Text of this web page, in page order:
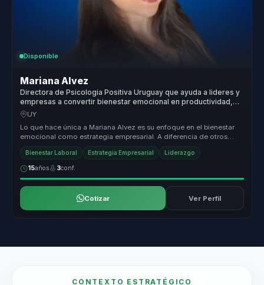
Disponible
Mariana Alvez
Directora de Psicologia Positiva Uruguay que ayuda a lideres y
empresas a convertir bienestar emocional en productividad,
resiliencia y culturas saludables.
UY
Lo que hace única a Mariana Alvez es su enfoque en el bienestar
emocional como estrategia empresarial. A diferencia de otros
conferencist...
Bienestar Laboral Estrategia Empresarial Liderazgo
15años 3conf.
Cotizar Ver Perfil
CONTEXTO ESTRATÉGICO